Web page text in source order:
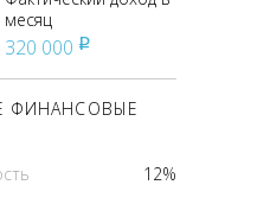
месяц
320 000 pуб
ФИНАНСОВЫЕ
12%